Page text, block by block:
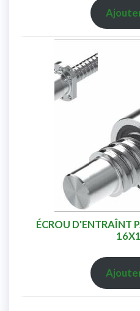
ÉCROU D'ENTRAÎNT